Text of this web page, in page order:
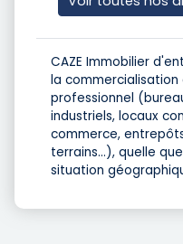
CAZE Immobilier
la
professionnel
industriels, locaux
commerce,
terrains...), quelle
situation